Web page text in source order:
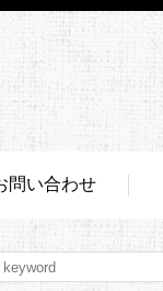
問い合わせ